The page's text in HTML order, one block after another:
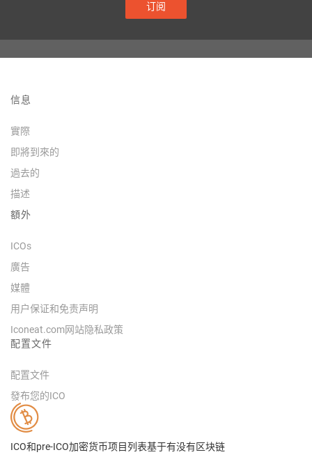
订阅
信息
實際
即將到來的
過去的
描述
額外
ICOs
廣告
媒體
用户保证和免责声明
Iconeat.com网站隐私政策
配置文件
配置文件
發布您的ICO
ICO和pre-ICO加密货币项目列表基于有没有区块链